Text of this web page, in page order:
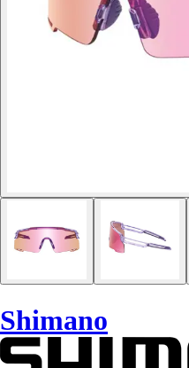
Shimano